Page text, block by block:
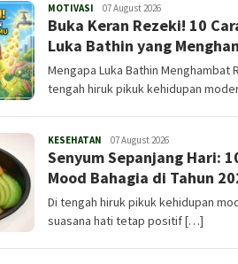
MOTIVASI Admin
07 August 2026
Buka Keran Rezeki! 10
Luka Bathin yang
Mengapa Luka Bathin Menghambat
tengah hiruk pikuk kehidupan
KESEHATAN Admin
07 August 2026
Senyum Sepanjang Hari:
Mood Bahagia di Tahun
Di tengah hiruk pikuk kehidupan
suasana hati tetap positif […]